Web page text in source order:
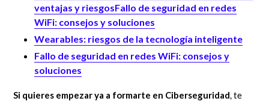
ventajas y riesgosFallo de seguridad en redes
WiFi: consejos y soluciones
Wearables: riesgos de la tecnología inteligente
Fallo de seguridad en redes WiFi: consejos y
soluciones
Si quieres empezar ya a formarte en Ciberseguridad, te